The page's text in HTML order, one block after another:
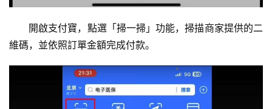
開啟支付寶，點選「掃一掃」功能，掃描商家提供的二
維碼，並依照訂單金額完成付款。